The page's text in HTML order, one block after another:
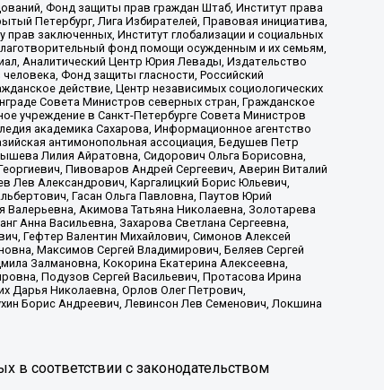
Фонд защиты прав граждан Штаб, Институт права
Петербург, Лига Избирателей, Правовая инициатива,
заключенных, Институт глобализации и социальных
фонд помощи осужденным и их семьям,
Аналитический Центр Юрия Левады, Издательство
Фонд защиты гласности, Российский
действие, Центр независимых социологических
Совета Министров северных стран, Гражданское
учреждение в Санкт-Петербурге Совета Министров
академика Сахарова, Информационное агентство
антимонопольная ассоциация, Бедушев Петр
Лилия Айратовна, Сидорович Ольга Борисовна,
Пивоваров Андрей Сергеевич, Аверин Виталий
Лев Александрович, Каргалицкий Борис Юльевич,
Гасан Ольга Павловна, Паутов Юрий
Акимова Татьяна Николаевна, Золотарева
Анна Васильевна, Захарова Светлана Сергеевна,
Гефтер Валентин Михайлович, Симонов Алексей
Максимов Сергей Владимирович, Беляев Сергей
Залмановна, Кокорина Екатерина Алексеевна,
Подузов Сергей Васильевич, Протасова Ирина
Дарья Николаевна, Орлов Олег Петрович,
Борис Андреевич, Левинсон Лев Семенович, Локшина
в соответствии с законодательством